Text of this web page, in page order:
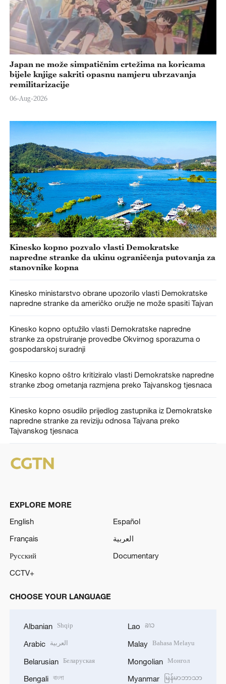
Japan ne može simpatičnim crtežima na koricama
bijele knjige sakriti opasnu namjeru ubrzavanja
remilitarizacije
06-Aug-2026
Kinesko kopno pozvalo vlasti Demokratske
napredne stranke da ukinu ograničenja putovanja za
stanovnike kopna
Kinesko ministarstvo obrane upozorilo vlasti Demokratske
napredne stranke da američko oružje ne može spasiti Tajvan
Kinesko kopno optužilo vlasti Demokratske napredne
stranke za opstruiranje provedbe Okvirnog sporazuma o
gospodarskoj suradnji
Kinesko kopno oštro kritiziralo vlasti Demokratske napredne
stranke zbog ometanja razmjena preko Tajvanskog tjesnaca
Kinesko kopno osudilo prijedlog zastupnika iz Demokratske
napredne stranke za reviziju odnosa Tajvana preko
Tajvanskog tjesnaca
EXPLORE MORE
English
Español
Français
العربية
Русский
Documentary
CCTV+
CHOOSE YOUR LANGUAGE
Albanian Shqip
Arabic العربية
Belarusian Беларуская
Bengali বাংলা
Lao ລາວ
Malay Bahasa Melayu
Mongolian Монгол
Myanmar မြန်မာဘာသာ